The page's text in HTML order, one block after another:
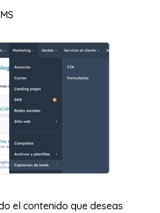
el contenido que deseas